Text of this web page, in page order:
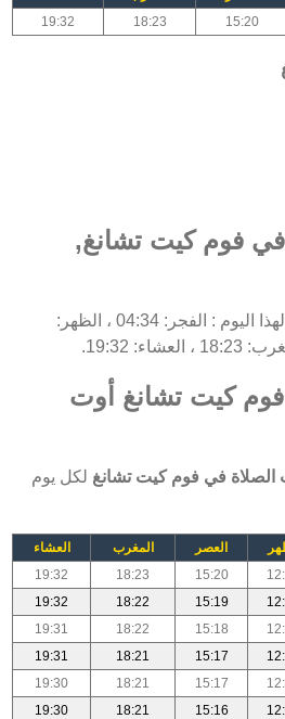
15:20
18:23
19:32
فوم كيت تشانغ,
لهذا اليوم : الفجر: 04:34 ، الظهر:
فوم كيت تشانغ أوت
الصلاة في فوم كيت تشانغ لكل يوم
العصر المغرب
العشاء
15:20
18:23
19:32
15:19
18:22
19:32
15:18
18:22
19:31
15:17
18:21
19:31
15:17
18:21
19:30
15:16
18:21
19:30